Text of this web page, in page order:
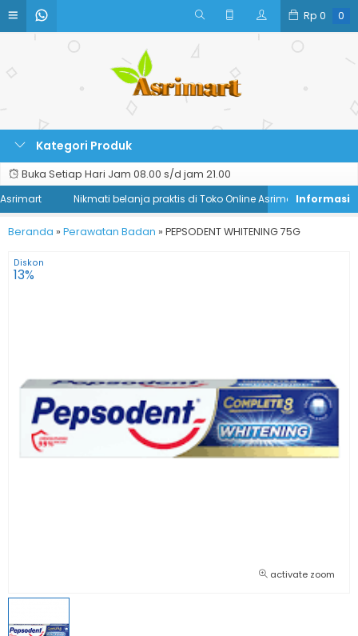
Rp 0 0
Kategori Produk
Buka Setiap Hari Jam 08.00 s/d jam 21.00
Nikmati belanja praktis di Toko Online Asrimart
Beranda » Perawatan Badan » PEPSODENT WHITENING 75G
activate zoom
Diskon
13%